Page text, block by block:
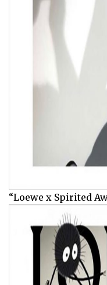
“Loewe x Spirited